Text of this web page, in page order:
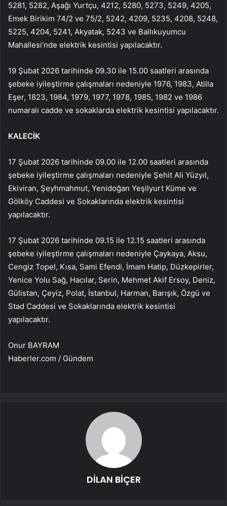
5281, 5282, Aşağı Yurtçu, 4212, 5280, 5273, 5249, 4205,
Emek Birikim 74/2 ve 75/2, 5242, 4209, 5235, 4208, 5248,
5225, 4204, 5241, Akyatak, 5243 ve Ballıkuyumcu
Mahallesi’nde elektrik kesintisi yapılacaktır.
19 Şubat 2026 tarihinde 09.30 ile 15.00 saatleri arasında
şebeke iyileştirme çalışmaları nedeniyle 1976, 1983, Atilla
Eşer, 1823, 1984, 1979, 1977, 1978, 1985, 1982 ve 1986
numaralı cadde ve sokaklarda elektrik kesintisi yapılacaktır.
KALECİK
17 Şubat 2026 tarihinde 09.00 ile 12.00 saatleri arasında
şebeke iyileştirme çalışmaları nedeniyle Şehit Ali Yüzyıl,
Ekiviran, Şeyhmahmut, Yenidoğan Yeşilyurt Küme ve
Gölköy Caddesi ve Sokaklarında elektrik kesintisi
yapılacaktır.
17 Şubat 2026 tarihinde 09.15 ile 12.15 saatleri arasında
şebeke iyileştirme çalışmaları nedeniyle Çaykaya, Aksu,
Cengiz Topel, Kısa, Sami Efendi, İmam Hatip, Düzkepirler,
Yenice Yolu Sağ, Hacılar, Serin, Mehmet Akif Ersoy, Deniz,
Gülistan, Çeyiz, Polat, İstanbul, Harman, Barışık, Özgü ve
Stad Caddesi ve Sokaklarında elektrik kesintisi
yapılacaktır.
Onur BAYRAM
Haberler.com / Gündem
DİLAN BİÇER